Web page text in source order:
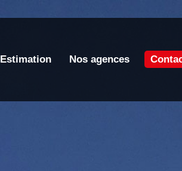
Estimation Nos agences